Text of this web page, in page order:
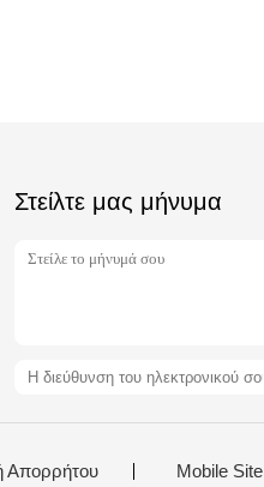
Στείλτε μας μήνυμα
Απορρήτου Mobile Site